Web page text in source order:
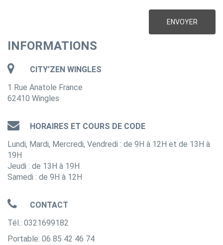
ENVOYER
INFORMATIONS
CITY’ZEN WINGLES
1 Rue Anatole France
62410 Wingles
HORAIRES ET COURS DE CODE
Lundi, Mardi, Mercredi, Vendredi : de 9H à 12H et de 13H à
19H
Jeudi : de 13H à 19H
Samedi : de 9H à 12H
CONTACT
Tél.: 0321699182
Portable: 06 85 42 46 74